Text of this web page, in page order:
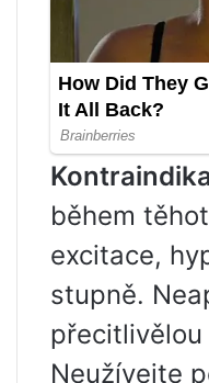
během
excitace,
stupně.
přecitlivělou
Neužívejte